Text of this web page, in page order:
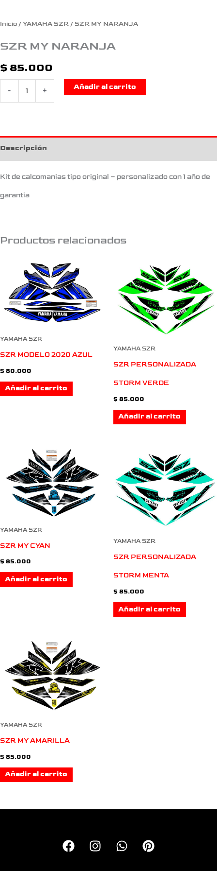
Inicio / YAMAHA SZR / SZR MY NARANJA
SZR MY NARANJA
$ 85.000
- +
Añadir al carrito
Descripción
Kit de calcomanias tipo original – personalizado con 1 año de
garantia
Productos relacionados
YAMAHA SZR
SZR MODELO 2020 AZUL
$ 80.000
Añadir al carrito
YAMAHA SZR
SZR PERSONALIZADA
STORM VERDE
$ 85.000
Añadir al carrito
YAMAHA SZR
SZR MY CYAN
$ 85.000
Añadir al carrito
YAMAHA SZR
SZR PERSONALIZADA
STORM MENTA
$ 85.000
Añadir al carrito
YAMAHA SZR
SZR MY AMARILLA
$ 85.000
Añadir al carrito